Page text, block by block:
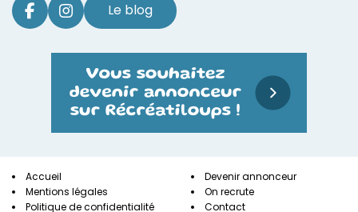
Le blog
Accueil
Mentions légales
Politique de confidentialité
Devenir annonceur
On recrute
Contact